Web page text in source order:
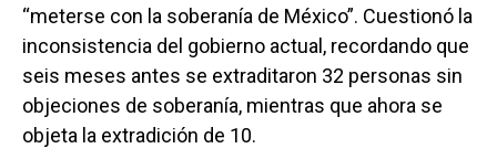
“meterse con la soberanía de México”. Cuestionó la
inconsistencia del gobierno actual, recordando que
seis meses antes se extraditaron 32 personas sin
objeciones de soberanía, mientras que ahora se
objeta la extradición de 10.